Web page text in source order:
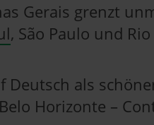
Gerais grenzt
, São Paulo und
Deutsch als
Horizonte –